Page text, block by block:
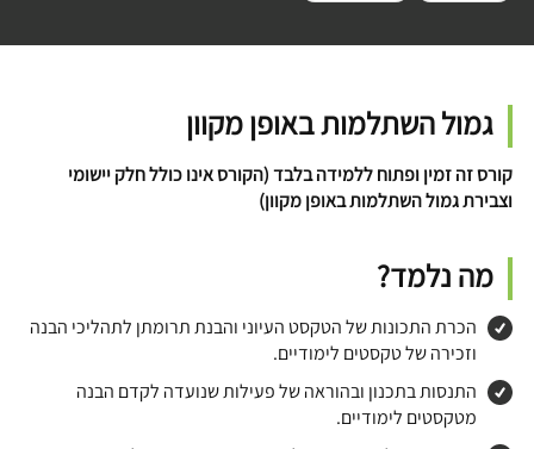
גמול השתלמות באופן מקוון
קורס זה זמין ופתוח ללמידה בלבד (הקורס אינו כולל חלק יישומי
וצבירת גמול השתלמות באופן מקוון)
מה נלמד?
הכרת התכונות של הטקסט העיוני והבנת תרומתן לתהליכי הבנה
וזכירה של טקסטים לימודיים.
התנסות בתכנון ובהוראה של פעילות שנועדה לקדם הבנה
מטקסטים לימודיים.